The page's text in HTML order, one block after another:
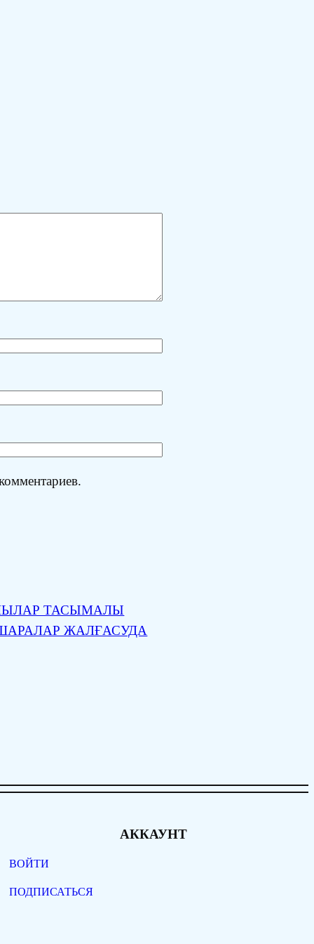
ТАСЫМАЛЫ
ЖАЛҒАСУДА
АККАУНТ
ВОЙТИ
ПОДПИСАТЬСЯ